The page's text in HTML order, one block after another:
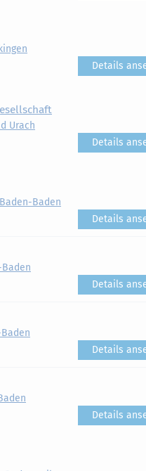
Details
Urach
Details
Baden-Baden
Details
Details
Details
Details